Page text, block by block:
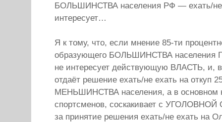
БОЛЬШИНСТВА населения РФ — ехать/не
интересует…
Я к тому, что, если мнение 85-ти
образующего БОЛЬШИНСТВА населения
не интересует действующую ВЛАСТЬ, и,
отдаёт решение ехать/не ехать на откуп
МЕНЬШИНСТВА населения, а в основном
спортсменов, соскакивает с
за принятие решения ехать/не ехать на